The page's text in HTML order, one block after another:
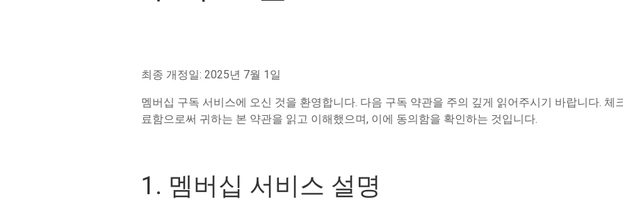
최종 개정일: 2025년 7월 1일
멤버십 구독 서비스에 오신 것을 환영합니다. 다음 구독 약관을 주의 깊게 읽어주시기 바랍니다. 체
료함으로써 귀하는 본 약관을 읽고 이해했으며, 이에 동의함을 확인하는 것입니다.
1. 멤버십 서비스 설명